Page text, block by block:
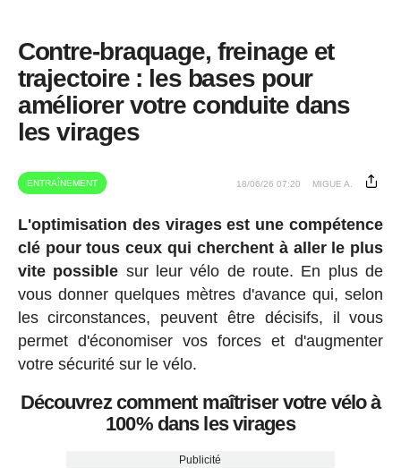
Contre-braquage, freinage et
trajectoire : les bases pour
améliorer votre conduite dans
les virages
ENTRAÎNEMENT 18/06/26 07:20 MIGUE A.
L'optimisation des virages est une compétence
clé pour tous ceux qui cherchent à aller le plus
vite possible sur leur vélo de route. En plus de
vous donner quelques mètres d'avance qui, selon
les circonstances, peuvent être décisifs, il vous
permet d'économiser vos forces et d'augmenter
votre sécurité sur le vélo.
Découvrez comment maîtriser votre vélo à
100% dans les virages
Publicité